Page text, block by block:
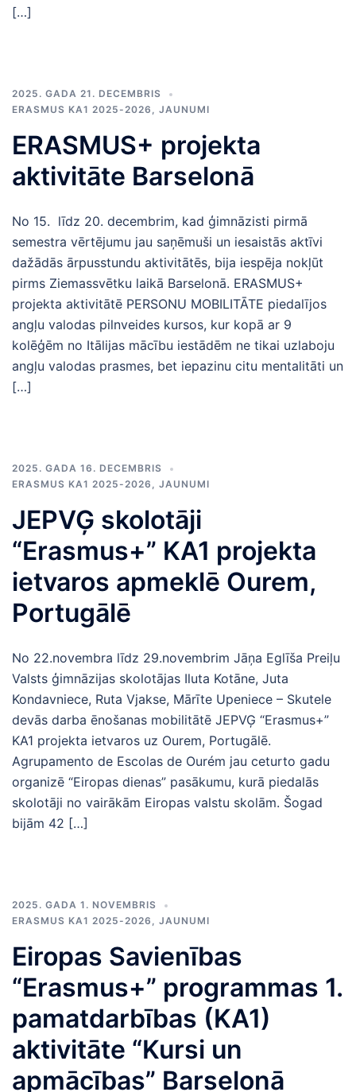
[…]
2025. GADA 21. DECEMBRIS
ERASMUS KA1 2025-2026 , JAUNUMI
ERASMUS+ projekta
aktivitāte Barselonā
No 15. līdz 20. decembrim, kad ģimnāzisti pirmā
semestra vērtējumu jau saņēmuši un iesaistās aktīvi
dažādās ārpusstundu aktivitātēs, bija iespēja nokļūt
pirms Ziemassvētku laikā Barselonā. ERASMUS+
projekta aktivitātē PERSONU MOBILITĀTE piedalījos
angļu valodas pilnveides kursos, kur kopā ar 9
kolēģēm no Itālijas mācību iestādēm ne tikai uzlaboju
angļu valodas prasmes, bet iepazinu citu mentalitāti un
[…]
2025. GADA 16. DECEMBRIS
ERASMUS KA1 2025-2026 , JAUNUMI
JEPVĢ skolotāji
“Erasmus+” KA1 projekta
ietvaros apmeklē Ourem,
Portugālē
No 22.novembra līdz 29.novembrim Jāņa Eglīša Preiļu
Valsts ģimnāzijas skolotājas Iluta Kotāne, Juta
Kondavniece, Ruta Vjakse, Mārīte Upeniece – Skutele
devās darba ēnošanas mobilitātē JEPVĢ “Erasmus+”
KA1 projekta ietvaros uz Ourem, Portugālē.
Agrupamento de Escolas de Ourém jau ceturto gadu
organizē “Eiropas dienas” pasākumu, kurā piedalās
skolotāji no vairākām Eiropas valstu skolām. Šogad
bijām 42 […]
2025. GADA 1. NOVEMBRIS
ERASMUS KA1 2025-2026 , JAUNUMI
Eiropas Savienības
“Erasmus+” programmas 1.
pamatdarbības (KA1)
aktivitāte “Kursi un
apmācības” Barselonā